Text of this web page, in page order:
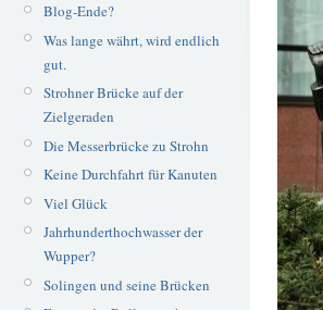
Blog-Ende?
Was lange währt, wird endlich
gut.
Strohner Brücke auf der
Zielgeraden
Die Messerbrücke zu Strohn
Keine Durchfahrt für Kanuten
Viel Glück
Jahrhunderthochwasser der
Wupper?
Solingen und seine Brücken